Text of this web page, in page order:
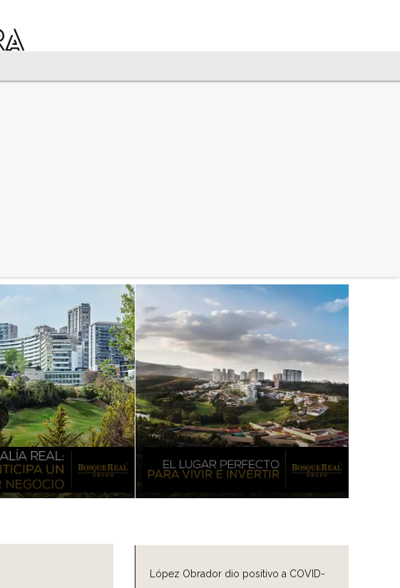
López Obrador dio positivo a COVID-